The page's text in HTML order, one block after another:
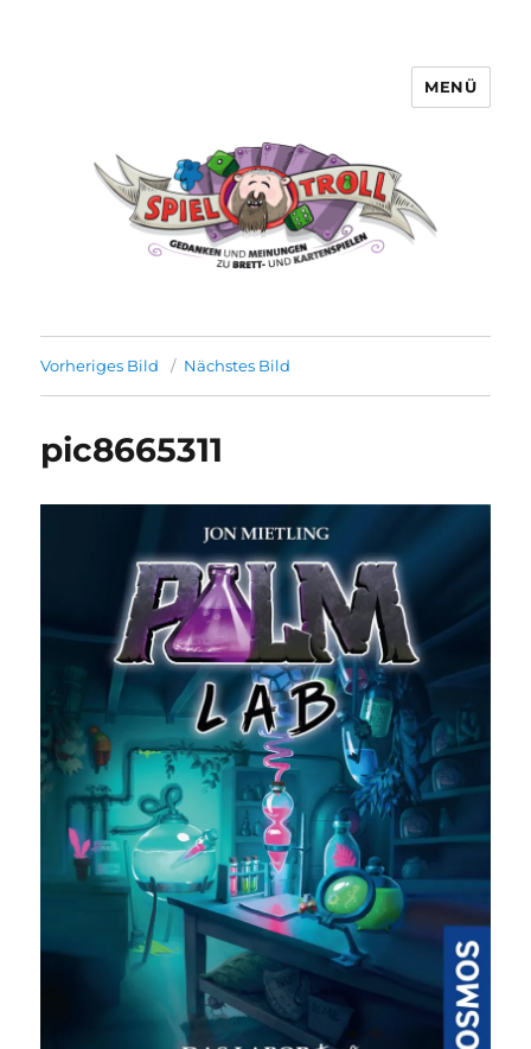
MENÜ
Vorheriges Bild Nächstes Bild
pic8665311